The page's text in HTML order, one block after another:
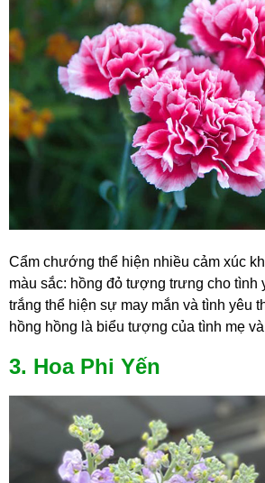
Cẩm chướng thể hiện nhiều cảm xúc
màu sắc: hồng đỏ tượng trưng cho tình
trắng thể hiện sự may mắn và tình yêu
hồng hồng là biểu tượng của tình mẹ
3. Hoa Phi Yến